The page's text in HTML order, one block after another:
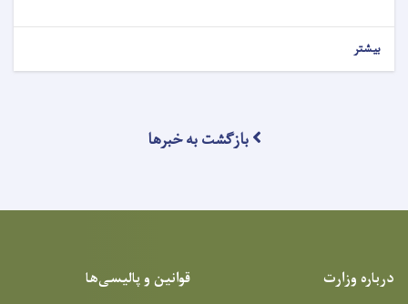
بیشتر
بازگشت به خبرها
درباره وزارت قوانین و پالیسی‌ها